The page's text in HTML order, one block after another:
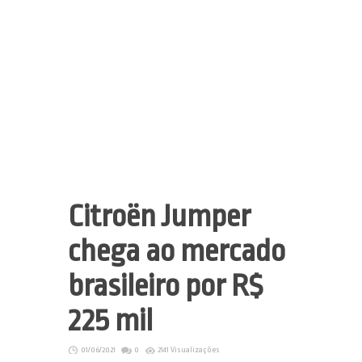
Citroën Jumper
chega ao mercado
brasileiro por R$
225 mil
01/06/2021 0 2141 Visualizações